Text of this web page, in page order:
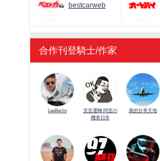
bestcarweb
合作刊登騎士/作家
LeeBerlin
安筌運轉 阿筌の
機車日常
展的分享天地